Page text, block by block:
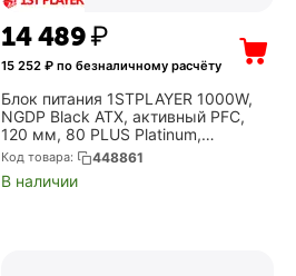
14 489₽
15 252 ₽ по безналичному расчёту
Блок питания 1STPLAYER 1000W,
NGDP Black ATX, активный PFC,
120 мм, 80 PLUS Platinum,
модульные кабели (HA-1000BA3-
BK)
Код товара: 448861
В наличии